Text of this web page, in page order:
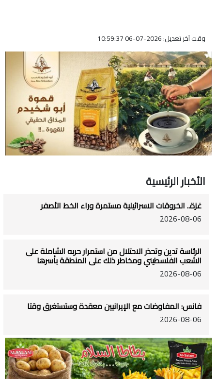
وقت آخر تعديل: 2026-07-06 10:59:37
الأخبار الرئيسية
غزة.. الخروقات الاسرائيلية مستمرة وراء الخط الأصفر
2026-08-06
الرئاسة تدين وتحذر الاحتلال من استمرار حربه الشاملة على
الشعب الفلسطيني ومخاطر ذلك على المنطقة بأسرها
2026-08-06
فانس: المفاوضات مع الإيرانيين معقدة وستستغرق وقتا
2026-08-06